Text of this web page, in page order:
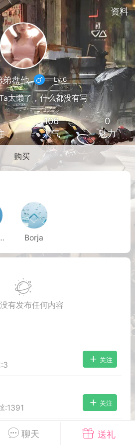
资料
具 排行榜
教程 联机招募
用的作弊模组，
服务器外挂！
用,为了维护游
聊天 送礼
弟盘他 Lv.6
太懒了，什么都没有写
106
人气
0
魅力
购买
大_247 Borja
有发布任何内容
3
关注
:1391
关注